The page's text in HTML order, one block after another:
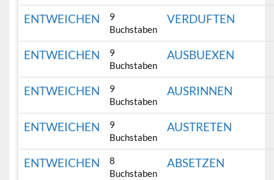
ENTWEICHEN
9
Buchstaben
VERDUFTEN
ENTWEICHEN
9
Buchstaben
AUSBUEXEN
ENTWEICHEN
9
Buchstaben
AUSRINNEN
ENTWEICHEN
9
Buchstaben
AUSTRETEN
ENTWEICHEN
8
Buchstaben
ABSETZEN